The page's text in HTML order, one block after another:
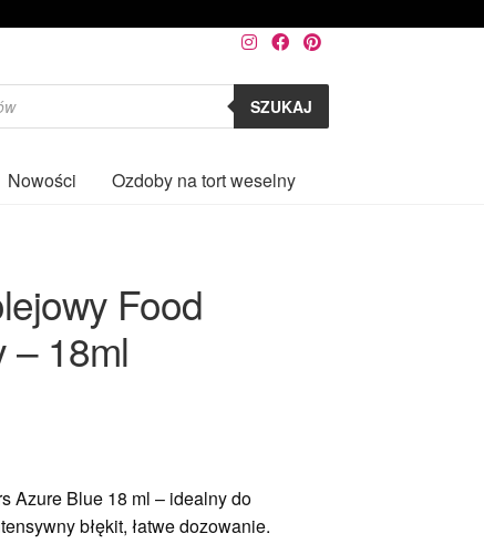
SZUKAJ
Nowości Ozdoby na tort weselny
Food
– 18ml
Azure Blue 18 ml – idealny do
błękit, łatwe dozowanie.